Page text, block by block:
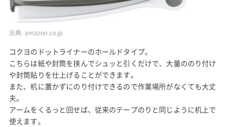
出典: amazon.co.jp
コクヨのドットライナーのホールドタイプ。
こちらは紙や封筒を挟んでシュッと引くだけで、大量ののり付け
や封筒貼りを仕上げることができます。
また、机に置かずにのり付けできるので作業場所がなくても大丈
夫。
アームをくるっと回せば、従来のテープのりと同じように机上で
使えます。